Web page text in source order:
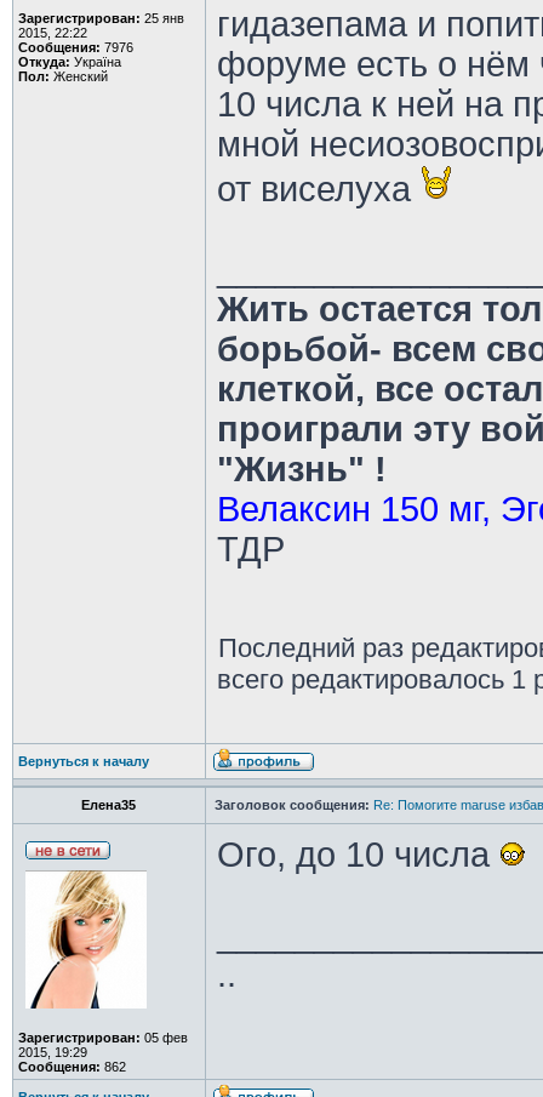
Зарегистрирован: 25 янв
2015, 22:22
Сообщения: 7976
Откуда: Україна
Пол: Женский
гидазепама и
форуме есть о нём
10 числа к ней на
мной
от виселуха
Жить остается
борьбой- всем
клеткой, все
проиграли эту
"Жизнь" !
Велаксин 150 мг,
ТДР
Последний раз
всего редактировалось 1
Вернуться к началу
Елена35 Заголовок сообщения: Re: Помогите maruse
Зарегистрирован: 05 фев
2015, 19:29
Сообщения: 862
Ого, до 10 числа
..